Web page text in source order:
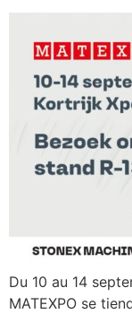
Du 10 au 14
MATEXPO se